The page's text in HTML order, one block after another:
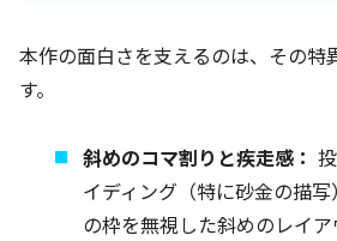
本作の面白さを支えるのは、その特
す。
斜めのコマ割りと疾走感：
イディング（特に砂金の描
の枠を無視した斜めのレイ